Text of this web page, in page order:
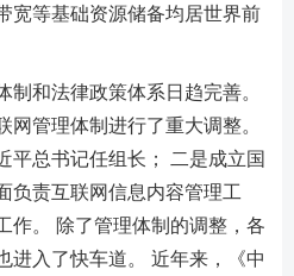
宽等基础资源储备均居世界前
制和法律政策体系日趋完善。
网管理体制进行了重大调整。
平总书记任组长； 二是成立国
负责互联网信息内容管理工
作。 除了管理体制的调整，各
进入了快车道。 近年来，《中